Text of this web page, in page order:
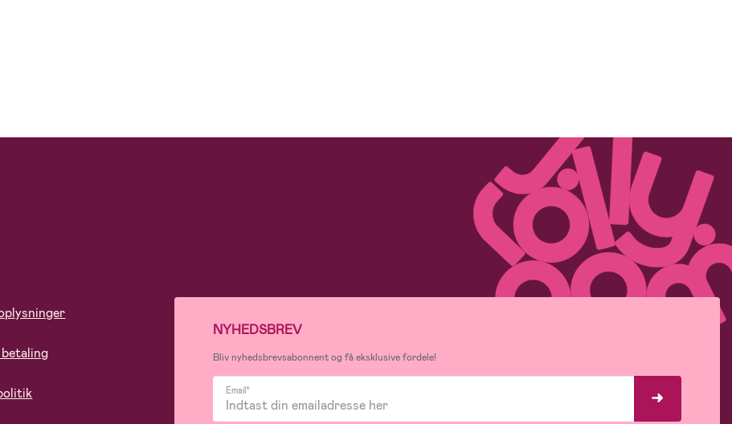
NYHEDSBREV
Bliv nyhedsbrevsabonnent og få eksklusive fordele!
Email*